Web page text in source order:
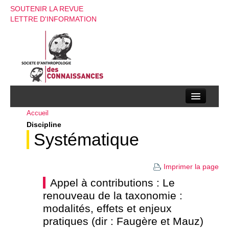
SOUTENIR LA REVUE
LETTRE D'INFORMATION
La société d’anthropologie des connaissances
La revue
Instructions aux auteurs
Evenements
Accueil
Discipline
Systématique
Imprimer la page
Appel à contributions : Le
renouveau de la taxonomie :
modalités, effets et enjeux
pratiques (dir : Faugère et Mauz)